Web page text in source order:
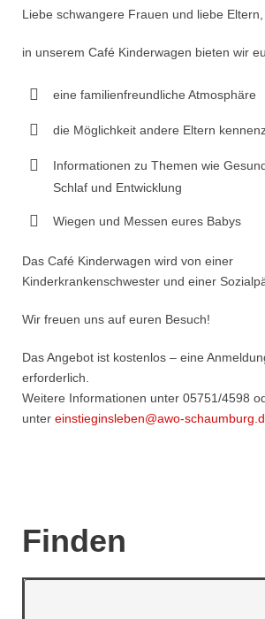
Liebe schwangere Frauen und liebe Eltern,
in unserem Café Kinderwagen bieten wir
eine familienfreundliche Atmosphäre
die Möglichkeit andere Eltern
Informationen zu Themen wie
Schlaf und Entwicklung
Wiegen und Messen eures Babys
Das Café Kinderwagen wird von einer
Kinderkrankenschwester und einer
Wir freuen uns auf euren Besuch!
Das Angebot ist kostenlos – eine
erforderlich.
Weitere Informationen unter 05751/4598
unter einstieginsleben@awo-
Finden